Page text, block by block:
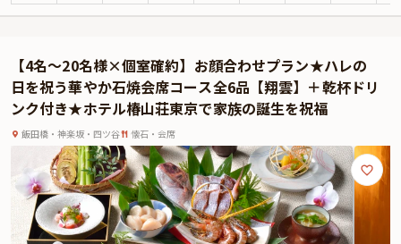
さらには乾杯用のドリンクをお一人様一杯ずつご提供いたしますので、お食事
とともにお楽しみください。
贅を尽くした和食会席と一流ホテルならではの丁寧な接客で大切なお顔合わせ
が特別なひとときとなるようおもてなしいたします。
【4名～20名様×個室確約】お顔合わせプラン★ハレの
日を祝う華やか石焼会席コース全6品【翔雲】＋乾杯ドリ
ンク付き★ホテル椿山荘東京で家族の誕生を祝福
飯田橋・神楽坂・四ツ谷 懐石・会席